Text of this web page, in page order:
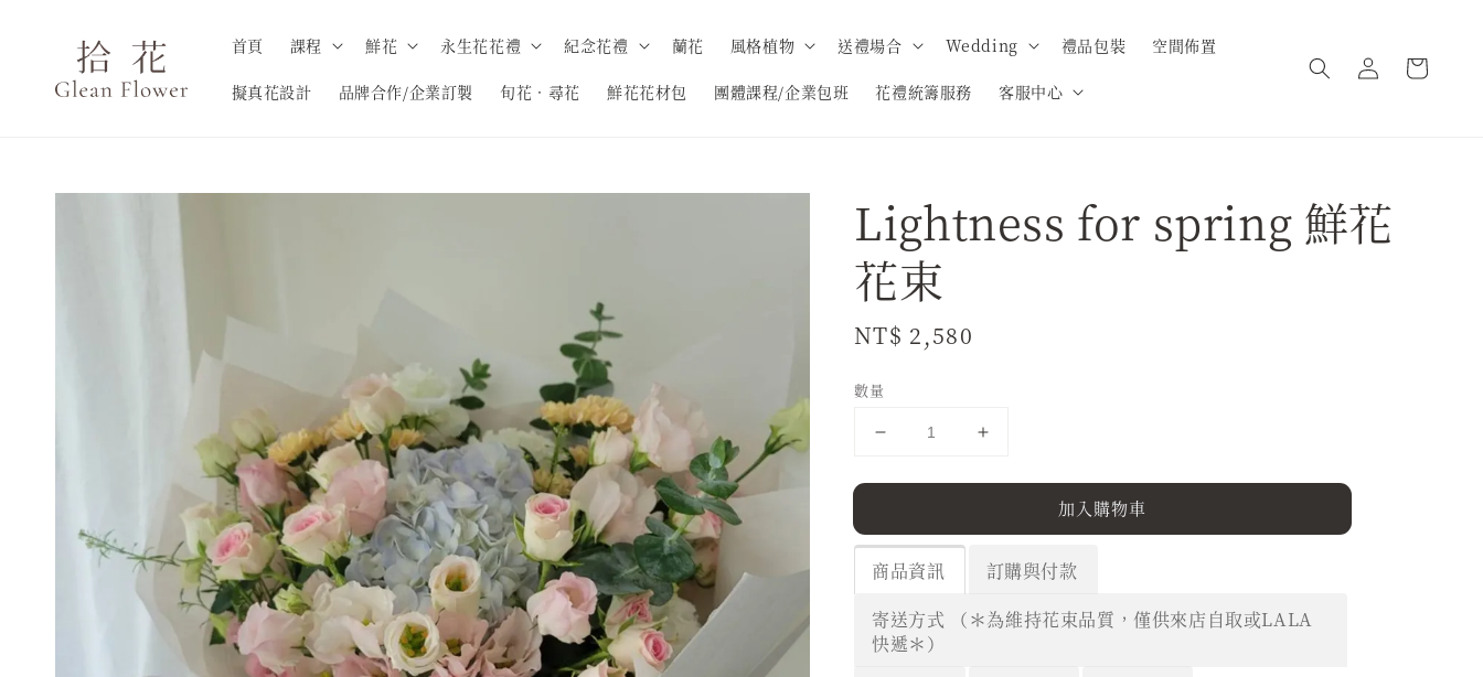
首頁 課程 鮮花 永生花花禮 紀念花禮 蘭花 風格植物 送禮場合 Wedding 禮品包裝 空間佈置
擬真花設計 品牌合作/企業訂製 旬花．尋花 鮮花花材包 團體課程/企業包班 花禮統籌服務 客服中心
Lightness for spring 鮮花
花束
Regular
NT$ 2,580
數量
加入購物車
商品資訊
訂購與付款
寄送方式 （＊為維持花束品質，僅供來店自取或LALA
快遞＊）